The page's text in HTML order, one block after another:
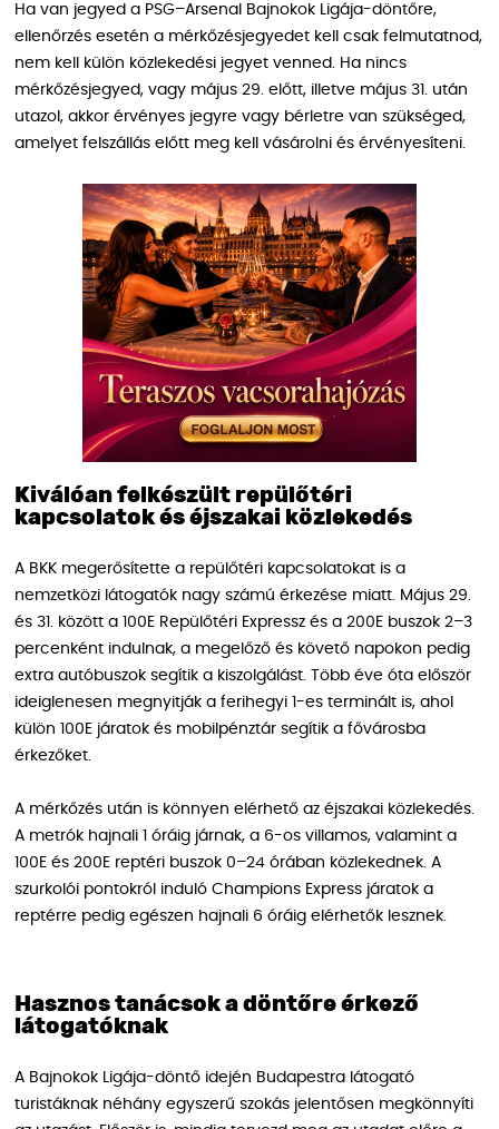
Ha van jegyed a PSG–Arsenal Bajnokok Ligája-döntőre,
ellenőrzés esetén a mérkőzésjegyedet kell csak felmutatnod,
nem kell külön közlekedési jegyet venned. Ha nincs
mérkőzésjegyed, vagy május 29. előtt, illetve május 31. után
utazol, akkor érvényes jegyre vagy bérletre van szükséged,
amelyet felszállás előtt meg kell vásárolni és érvényesíteni.
Kiválóan felkészült repülőtéri
kapcsolatok és éjszakai közlekedés
A BKK megerősítette a repülőtéri kapcsolatokat is a
nemzetközi látogatók nagy számú érkezése miatt. Május 29.
és 31. között a 100E Repülőtéri Expressz és a 200E buszok 2–3
percenként indulnak, a megelőző és követő napokon pedig
extra autóbuszok segítik a kiszolgálást. Több éve óta először
ideiglenesen megnyitják a ferihegyi 1-es terminált is, ahol
külön 100E járatok és mobilpénztár segítik a fővárosba
érkezőket.
A mérkőzés után is könnyen elérhető az éjszakai közlekedés.
A metrók hajnali 1 óráig járnak, a 6-os villamos, valamint a
100E és 200E reptéri buszok 0–24 órában közlekednek. A
szurkolói pontokról induló Champions Express járatok a
reptérre pedig egészen hajnali 6 óráig elérhetők lesznek.
Hasznos tanácsok a döntőre érkező
látogatóknak
A Bajnokok Ligája-döntő idején Budapestra látogató
turistáknak néhány egyszerű szokás jelentősen megkönnyíti